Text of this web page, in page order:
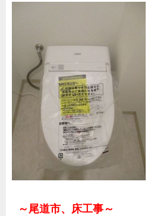
～尾道市、床工事～